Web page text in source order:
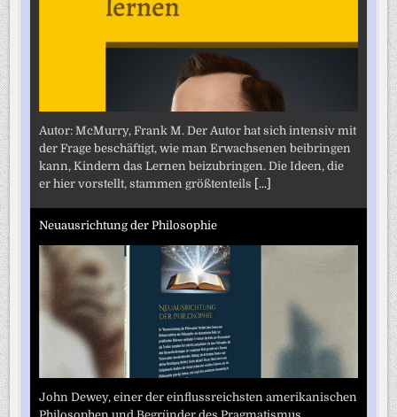
Autor: McMurry, Frank M. Der Autor hat sich intensiv mit
der Frage beschäftigt, wie man Erwachsenen beibringen
kann, Kindern das Lernen beizubringen. Die Ideen, die
er hier vorstellt, stammen größtenteils [...]
Neuausrichtung der Philosophie
John Dewey, einer der einflussreichsten amerikanischen